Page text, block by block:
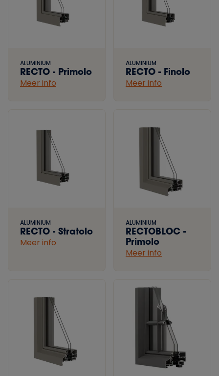
ALUMINIUM
RECTO - Primolo
Meer info
ALUMINIUM
RECTO - Finolo
Meer info
ALUMINIUM
RECTO - Stratolo
Meer info
ALUMINIUM
RECTOBLOC -
Primolo
Meer info